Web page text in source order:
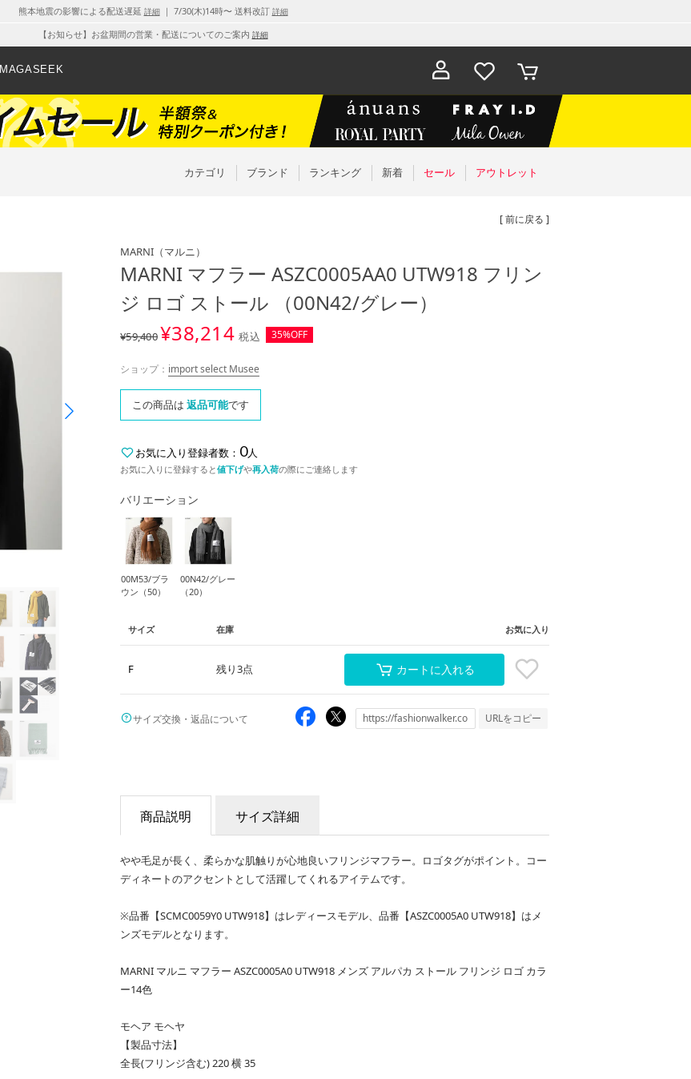
熊本地震の影響による配送遅延 詳細｜ 7/30(木)14時〜 送料改訂 詳細
【お知らせ】お盆期間の営業・配送についてのご案内 詳細
MAGASEEK
お気に入
り
カート
カテゴリ ブランド ランキング 新着 セール アウトレット
[ 前に戻る ]
MARNI （マルニ）
MARNI マフラー ASZC0005AA0 UTW918 フリン
ジ ロゴ ストール （00N42/グレー）
¥59,400¥38,214 税込 35%OFF
ショップ： import select Musee
この商品は 返品可能です
お気に入り登録者数： 0人
お気に入りに登録すると値下げや再入荷の際にご連絡します
バリエーション
00M53/ブラ
ウン（50）
00N42/グレー
（20）
サイズ 在庫 お気に入り
F 残り3点 カートに入れる
サイズ交換・返品について URLをコピー
商品説明 サイズ詳細
やや毛足が長く、柔らかな肌触りが心地良いフリンジマフラー。ロゴタグがポイント。コー
ディネートのアクセントとして活躍してくれるアイテムです。
※品番【SCMC0059Y0 UTW918】はレディースモデル、品番【ASZC0005A0 UTW918】はメ
ンズモデルとなります。
MARNI マルニ マフラー ASZC0005A0 UTW918 メンズ アルパカ ストール フリンジ ロゴ カラ
ー14色
モヘア モヘヤ
【製品寸法】
全長(フリンジ含む) 220 横 35